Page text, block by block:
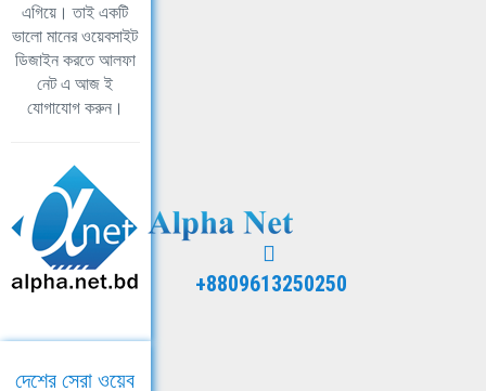
এগিয়ে। তাই একটি
ভালো মানের ওয়েবসাইট
ডিজাইন করতে আলফা
নেট এ আজ ই
যোগাযোগ করুন।
+8809613250250
দেশের সেরা ওয়েব